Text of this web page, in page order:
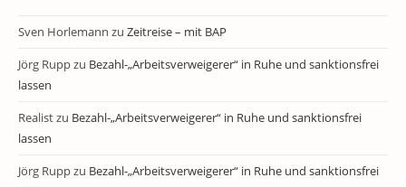
Sven Horlemann zu Zeitreise – mit BAP
Jörg Ruppzu Bezahl-„Arbeitsverweigerer“ in Ruhe und sanktionsfrei
lassen
Realistzu Bezahl-„Arbeitsverweigerer“ in Ruhe und sanktionsfrei
lassen
Jörg Ruppzu Bezahl-„Arbeitsverweigerer“ in Ruhe und sanktionsfrei